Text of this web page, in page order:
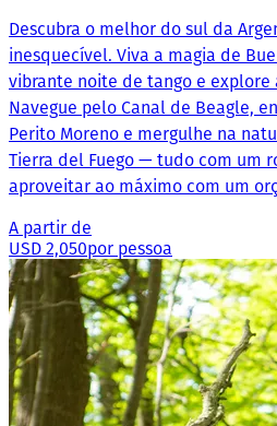
Descubra o melhor do sul da
inesquecível. Viva a magia de
vibrante noite de tango e explore
Navegue pelo Canal de Beagle,
Perito Moreno e mergulhe na
Tierra del Fuego — tudo com um
aproveitar ao máximo com um
A partir de
USD 2,050por pessoa